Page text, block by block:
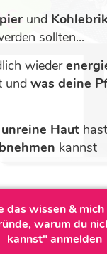
und
sollten...
wieder
und was deine
unreine Haut
kannst
das wissen &
warum du
kannst" anmelden